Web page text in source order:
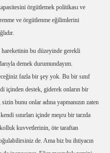
örgütlemek politikası ve
ve örgütlenme eğilimlerini
bu düzeyinde gerekli
demek durumundayım.
fazla bir şey yok. Bu bir sınıf
içinden destek, giderek onların bir
bunu onlar adına yapmanızın zaten
sınırları içinde meşru bir tarzda
kolluk kuvvetlerinin, öte taraftan
de. Ama biz bu ihtiyacın